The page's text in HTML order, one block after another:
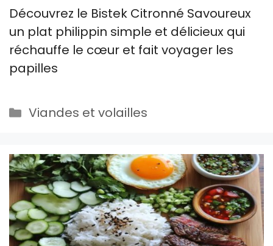
Découvrez le Bistek Citronné Savoureux
un plat philippin simple et délicieux qui
réchauffe le cœur et fait voyager les
papilles
Catégories
Viandes et volailles